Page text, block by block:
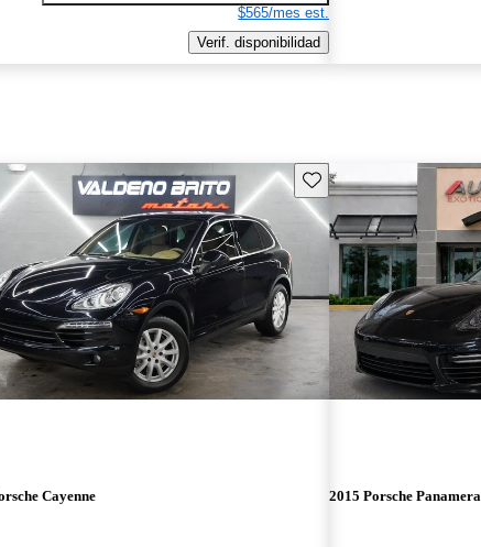
$565/mes est.
Verif. disponibilidad
Aviso Guarda este Aviso
Cayenne 2015 Porsche Panamera